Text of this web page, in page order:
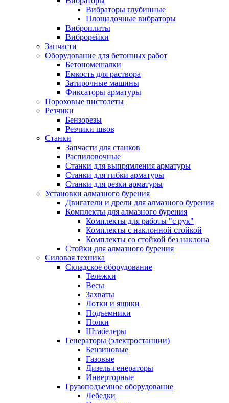
Вибраторы глубинные
Площадочные вибраторы
Виброплиты
Виброрейки
Запчасти
Оборудование для бетонных работ
Бетономешалки
Емкость для раствора
Затирочные машины
Фиксаторы арматуры
Пороховые пистолеты
Резчики
Бензорезы
Резчики швов
Станки
Запчасти для станков
Распиловочные
Станки для выпрямления арматуры
Станки для гибки арматуры
Станки для резки арматуры
Установки алмазного бурения
Двигатели и дрели для алмазного бурения
Комплекты для алмазного бурения
Комплекты для работы "с рук"
Комплекты с наклонной стойкой
Комплекты со стойкой без наклона
Стойки для алмазного бурения
Силовая техника
Складское оборудование
Тележки
Весы
Захваты
Лотки и ящики
Подъемники
Полки
Штабелеры
Генераторы (электростанции)
Бензиновые
Газовые
Дизель-генераторы
Инверторные
Грузоподъемное оборудование
Лебедки